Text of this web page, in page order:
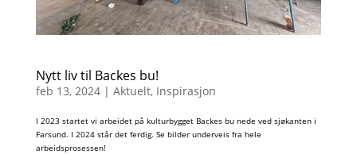
Nytt liv til Backes bu!
feb 13, 2024| Aktuelt, Inspirasjon
I 2023 startet vi arbeidet på kulturbygget Backes bu nede ved sjøkanten i
Farsund. I 2024 står det ferdig. Se bilder underveis fra hele
arbeidsprosessen!